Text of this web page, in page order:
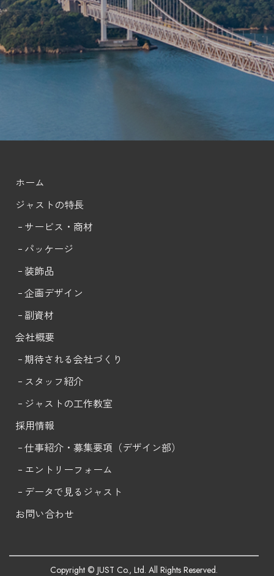
ホーム
ジャストの特長
サービス・商材
パッケージ
装飾品
企画デザイン
副資材
会社概要
期待される会社づくり
スタッフ紹介
ジャストの工作教室
採用情報
仕事紹介・募集要項（デザイン部）
エントリーフォーム
データで見るジャスト
お問い合わせ
Copyright © JUST Co., Ltd. All Rights Reserved.